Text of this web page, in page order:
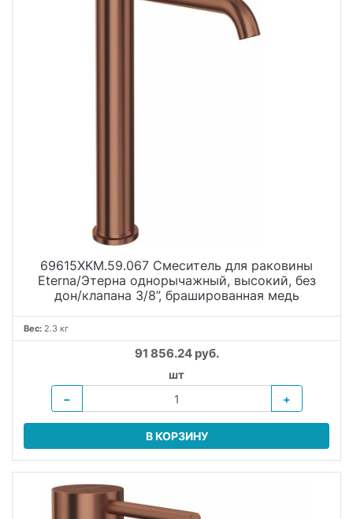
69615XKM.59.067 Смеситель для раковины
Eterna/Этерна однорычажный, высокий, без
дон/клапана 3/8”, брашированная медь
Вес: 2.3 кг
91 856.24 руб.
шт
−
+
В КОРЗИНУ